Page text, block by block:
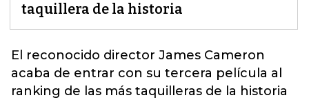
taquillera de la historia
El reconocido director James Cameron
acaba de entrar con su tercera película al
ranking de las más taquilleras de la historia